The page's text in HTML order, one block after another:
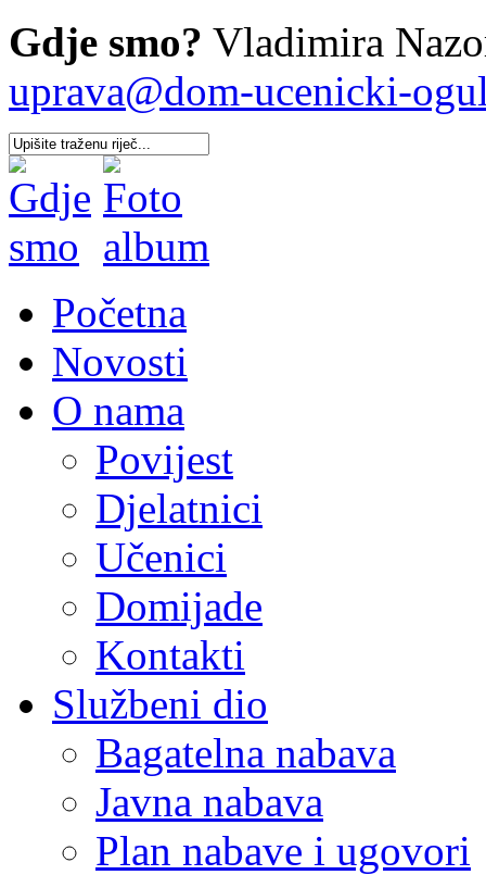
Gdje smo? Vladimira
uprava@dom-ucenicki-
Početna
Novosti
O nama
Povijest
Djelatnici
Učenici
Domijade
Kontakti
Službeni dio
Bagatelna nabava
Javna nabava
Plan nabave i ugovori